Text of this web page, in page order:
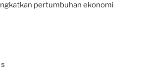
pertumbuhan ekonomi